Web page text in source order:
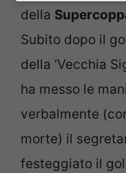
della
Subito dopo il
della ‘Vecchia
ha messo le
verbalmente
morte) il
festeggiato il